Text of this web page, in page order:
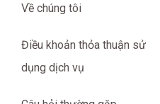
Về chúng tôi
Điều khoản thỏa thuận sử
dụng dịch vụ